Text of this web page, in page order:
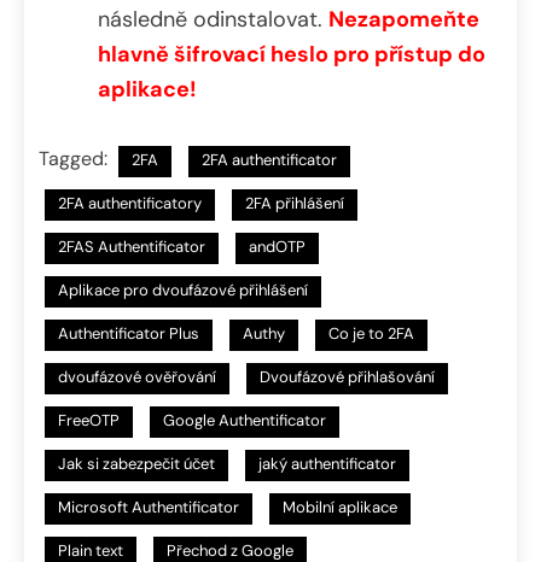
následně odinstalovat. Nezapomeňte
hlavně šifrovací heslo pro přístup do
aplikace!
Tagged: 2FA 2FA authentificator
2FA authentificatory 2FA přihlášení
2FAS Authentificator andOTP
Aplikace pro dvoufázové přihlášení
Authentificator Plus Authy Co je to 2FA
dvoufázové ověřování Dvoufázové přihlašování
FreeOTP Google Authentificator
Jak si zabezpečit účet jaký authentificator
Microsoft Authentificator Mobilní aplikace
Plain text Přechod z Google